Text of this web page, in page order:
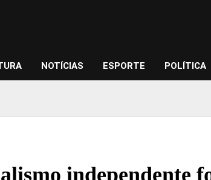
NOTÍCIAS ESPORTE POLÍTICA
independente